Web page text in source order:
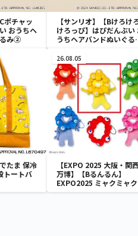
ポチャッ
おうちヘ
み②
【サンリオ】【Bけろけ
けろっぴ】はぴだんぶい
うちヘアバンドぬいぐる
たま 保冷
トートバ
26.08.05
【EXPO 2025 大阪・関
万博】【Bるんるん】
EXPO2025 ミャクミャク
カラフルゴム紐付きぬい